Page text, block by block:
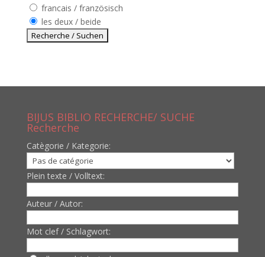
francais / französisch
les deux / beide
BIJUS BIBLIO RECHERCHE/ SUCHE
Recherche
Catègorie / Kategorie:
Plein texte / Volltext:
Auteur / Autor:
Mot clef / Schlagwort: